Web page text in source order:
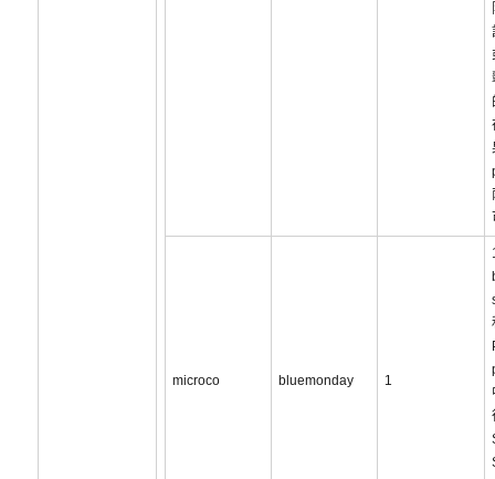
microco bluemonday 1